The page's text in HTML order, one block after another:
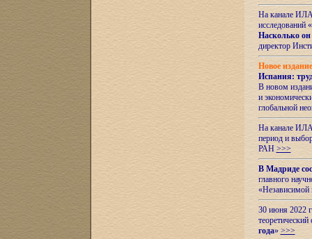
На канале ИЛА
исследований «
Насколько он
директор
Новое
Испания:
В новом
и
глобальной
На канале
период и
РАН >>>
В Мадриде
главного
«Независимой
30 июня 2022
года» >>>